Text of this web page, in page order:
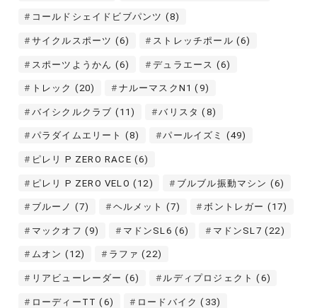
コールドシェイドビブパンツ (8)
サイクルスポーツ (6) ストレッチポール (6)
スポーツようかん (6) デュラエース (6)
トレック (20) ナルーマスクN1 (9)
バイシクルクラブ (11) バリスタ (8)
パラダイムエリート (8) パールイズミ (49)
ピレリ P ZERO RACE (6)
ピレリ P ZERO VELO (12) ブルブル振動マシン (6)
ブルーノ (7) ヘルメット (7) ボントレガー (17)
マックオフ (9) マドンSL6 (6) マドンSL7 (22)
ムオン (12) ラファ (22)
リアビューレーダー (6) ルディプロジェクト (6)
ローディーTT (6) ロードバイク (33)